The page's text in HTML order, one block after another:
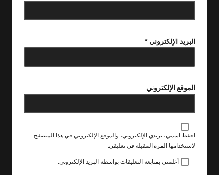
البريد الإلكتروني*
الموقع الإلكتروني
احفظ اسمي، بريدي الإلكتروني، والموقع الإلكتروني في هذا المتصفح
لاستخدامها المرة المقبلة في تعليقي.
أعلمني بمتابعة التعليقات بواسطة البريد الإلكتروني.